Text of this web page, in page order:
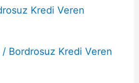
Kredi Veren
Bordrosuz Kredi Veren